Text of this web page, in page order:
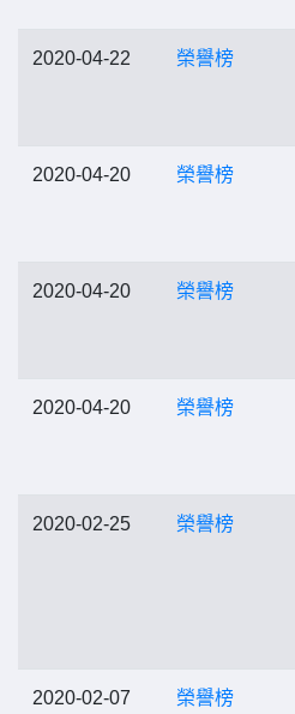
2020-04-22 榮譽榜
2020-04-20 榮譽榜
2020-04-20 榮譽榜
2020-04-20 榮譽榜
2020-02-25 榮譽榜
2020-02-07 榮譽榜